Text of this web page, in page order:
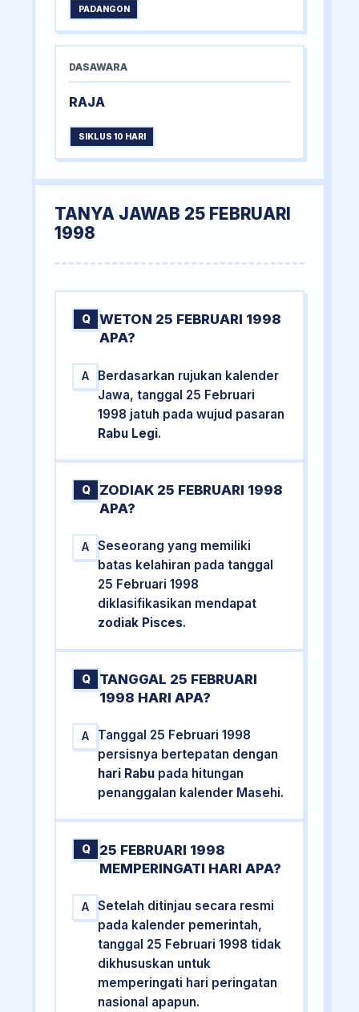
PADANGON
DASAWARA
RAJA
SIKLUS 10 HARI
TANYA JAWAB 25 FEBRUARI
1998
Q
WETON 25 FEBRUARI 1998
APA?
A
Berdasarkan rujukan kalender
Jawa, tanggal 25 Februari
1998 jatuh pada wujud pasaran
Rabu Legi.
Q
ZODIAK 25 FEBRUARI 1998
APA?
A
Seseorang yang memiliki
batas kelahiran pada tanggal
25 Februari 1998
diklasifikasikan mendapat
zodiak Pisces.
Q
TANGGAL 25 FEBRUARI
1998 HARI APA?
A
Tanggal 25 Februari 1998
persisnya bertepatan dengan
hari Rabu pada hitungan
penanggalan kalender Masehi.
Q
25 FEBRUARI 1998
MEMPERINGATI HARI APA?
A
Setelah ditinjau secara resmi
pada kalender pemerintah,
tanggal 25 Februari 1998 tidak
dikhususkan untuk
memperingati hari peringatan
nasional apapun.